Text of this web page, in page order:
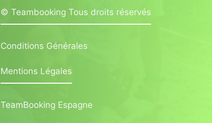
© Teambooking Tous droits réservés
Conditions Générales
Mentions Légales
TeamBooking Espagne